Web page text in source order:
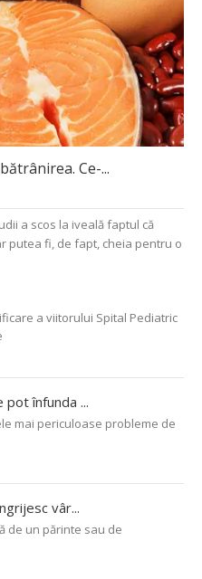
Ce-...
a scos la iveală faptul că
putea fi, de fapt, cheia pentru o
a viitorului Spital Pediatric
pot înfunda ...
mai periculoase probleme de
vâr...
de un părinte sau de